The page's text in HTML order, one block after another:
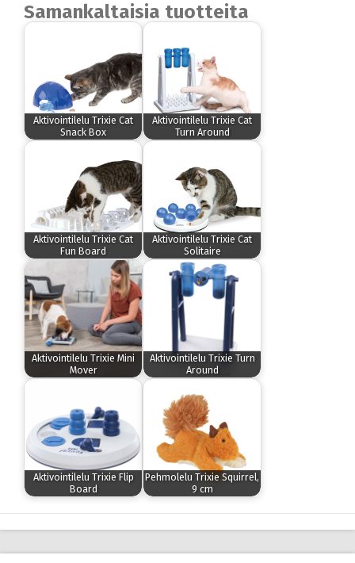
Samankaltaisia tuotteita
Aktivointilelu Trixie Cat
Snack Box
Aktivointilelu Trixie Cat
Turn Around
Aktivointilelu Trixie Cat
Fun Board
Aktivointilelu Trixie Cat
Solitaire
Aktivointilelu Trixie Mini
Mover
Aktivointilelu Trixie Turn
Around
Aktivointilelu Trixie Flip
Board
Pehmolelu Trixie Squirrel,
9 cm